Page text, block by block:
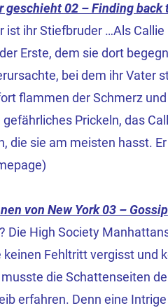
geschieht 02 – Finding back
ist ihr Stiefbruder …Als
Erste, dem sie dort
bei dem ihr Vater
flammen der Schmerz
Prickeln, das
die sie am meisten hasst.
von New York 03 – Gossip
Die High Society
Fehltritt vergisst und
die Schattenseiten
erfahren. Denn eine